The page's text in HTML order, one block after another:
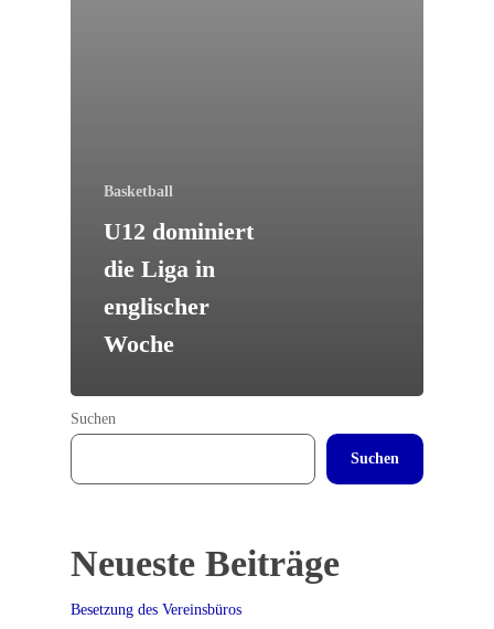
Basketball
U12 dominiert
die Liga in
englischer
Woche
Suchen
Suchen
Neueste Beiträge
Besetzung des Vereinsbüros